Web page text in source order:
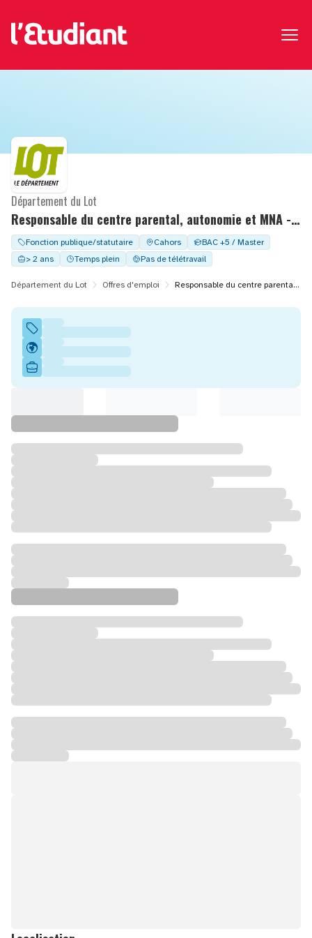
Responsable du centre parental, autonomie et MNA - H/F
Département du Lot
Fonction publique/statutaire Cahors
BAC +5 / Master
> 2 ans
Temps plein Pas de télétravail
Département du Lot Offres d'emploi Responsable du centre parental, autonomie et MNA - H/F